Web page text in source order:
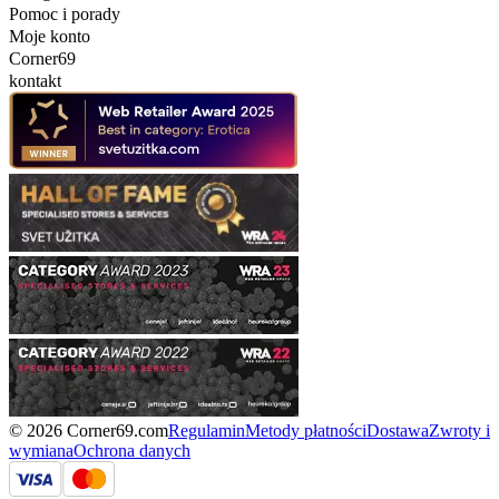
Pomoc i porady
Moje konto
Corner69
kontakt
© 2026 Corner69.comRegulaminMetody płatnościDostawaZwroty i
wymianaOchrona danych